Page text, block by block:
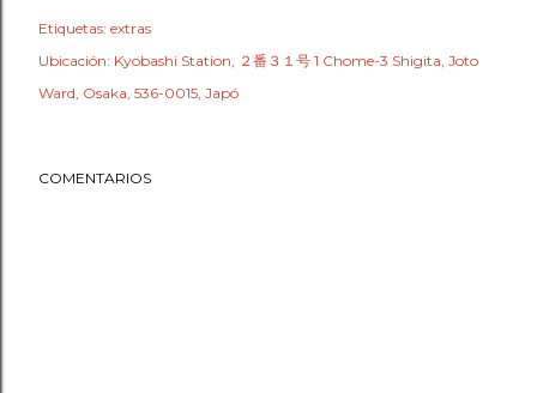
Etiquetas: extras
Ubicación: Kyobashi Station, ２番３１号 1 Chome-3 Shigita, Joto
Ward, Osaka, 536-0015, Japó
COMENTARIOS